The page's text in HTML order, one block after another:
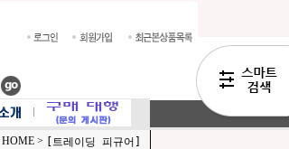
HOME > [트레이딩 피규어]